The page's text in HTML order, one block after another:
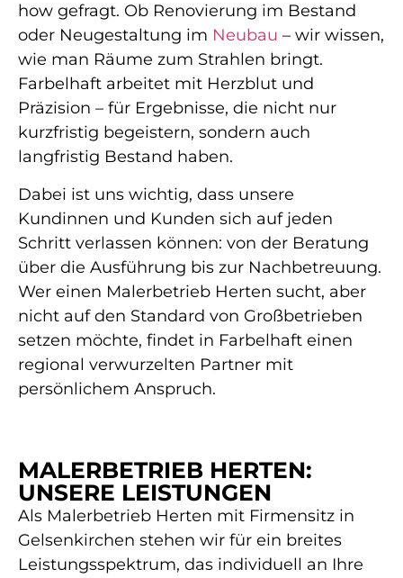
how gefragt. Ob Renovierung im Bestand
oder Neugestaltung im Neubau – wir wissen,
wie man Räume zum Strahlen bringt.
Farbelhaft arbeitet mit Herzblut und
Präzision – für Ergebnisse, die nicht nur
kurzfristig begeistern, sondern auch
langfristig Bestand haben.
Dabei ist uns wichtig, dass unsere
Kundinnen und Kunden sich auf jeden
Schritt verlassen können: von der Beratung
über die Ausführung bis zur Nachbetreuung.
Wer einen Malerbetrieb Herten sucht, aber
nicht auf den Standard von Großbetrieben
setzen möchte, findet in Farbelhaft einen
regional verwurzelten Partner mit
persönlichem Anspruch.
MALERBETRIEB HERTEN:
UNSERE LEISTUNGEN
Als Malerbetrieb Herten mit Firmensitz in
Gelsenkirchen stehen wir für ein breites
Leistungsspektrum, das individuell an Ihre